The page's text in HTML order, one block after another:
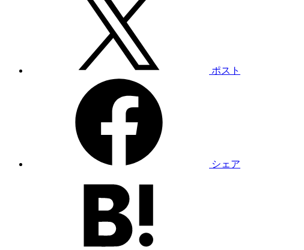
ポスト
シェア